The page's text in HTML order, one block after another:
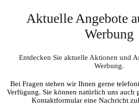
Aktuelle Angebote
Werbung
Entdecken Sie aktuelle Aktionen und
Werbung.
Bei Fragen stehen wir Ihnen gerne
Verfügung. Sie können natürlich uns auch
Kontaktformular eine Nachricht